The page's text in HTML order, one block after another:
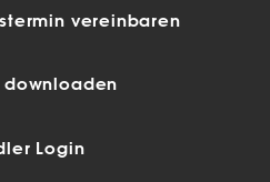
vereinbaren
Login